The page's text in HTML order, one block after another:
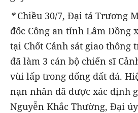
*Chiều 30/7, Đại tá Trương
đốc Công an tỉnh Lâm Đồng
tại Chốt Cảnh sát giao thông
đã làm 3 cán bộ chiến sĩ
vùi lấp trong đống đất đá.
nạn nhân đã được xác định
Nguyễn Khắc Thường, Đại